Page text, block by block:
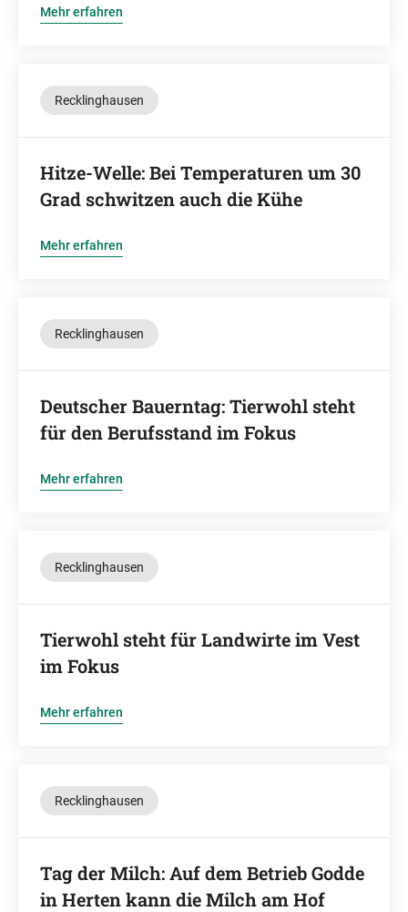
Mehr erfahren
Recklinghausen
Hitze-Welle: Bei Temperaturen um 30
Grad schwitzen auch die Kühe
Mehr erfahren
Recklinghausen
Deutscher Bauerntag: Tierwohl steht
für den Berufsstand im Fokus
Mehr erfahren
Recklinghausen
Tierwohl steht für Landwirte im Vest
im Fokus
Mehr erfahren
Recklinghausen
Tag der Milch: Auf dem Betrieb Godde
in Herten kann die Milch am Hof